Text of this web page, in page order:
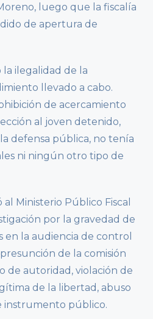
luego que la fiscalía
de apertura de
la ilegalidad de la
llevado a cabo.
de acercamiento
al joven detenido,
defensa pública, no tenía
ni ningún otro tipo de
Ministerio Público Fiscal
por la gravedad de
en la audiencia de control
de la comisión
de autoridad, violación de
de la libertad, abuso
instrumento público.